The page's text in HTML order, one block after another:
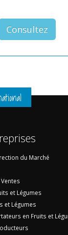
Consultez
du Marché
et Légumes
et Légumes
en Fruits et